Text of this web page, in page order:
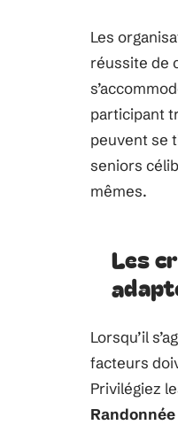
Les
réussite de
participant
peuvent se
seniors
mêmes.
Les
Lorsqu’il
facteurs
Privilégiez